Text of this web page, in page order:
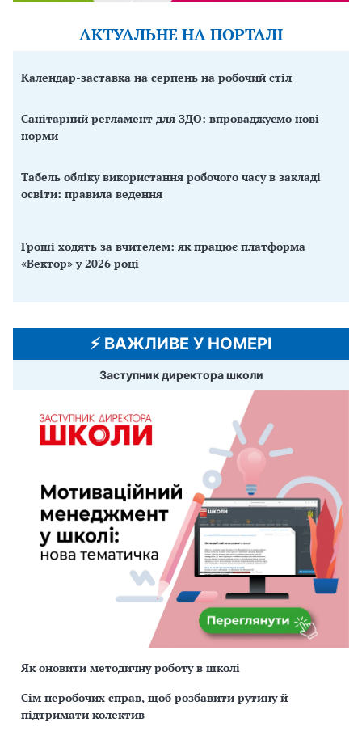
АКТУАЛЬНЕ НА ПОРТАЛІ
Календар-заставка на серпень на робочий стіл
Санітарний регламент для ЗДО: впроваджуємо нові
норми
Табель обліку використання робочого часу в закладі
освіти: правила ведення
Гроші ходять за вчителем: як працює платформа
«Вектор» у 2026 році
⚡️ ВАЖЛИВЕ У НОМЕРІ
Заступник директора школи
Як оновити методичну роботу в школі
Сім неробочих справ, щоб розбавити рутину й
підтримати колектив